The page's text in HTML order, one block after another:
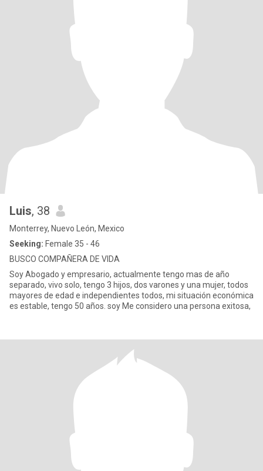
Luis, 38
Monterrey, Nuevo León, Mexico
Seeking: Female 35 - 46
BUSCO COMPAÑERA DE VIDA
Soy Abogado y empresario, actualmente tengo mas de año
separado, vivo solo, tengo 3 hijos, dos varones y una mujer, todos
mayores de edad e independientes todos, mi situación económica
es estable, tengo 50 años. soy Me considero una persona exitosa,